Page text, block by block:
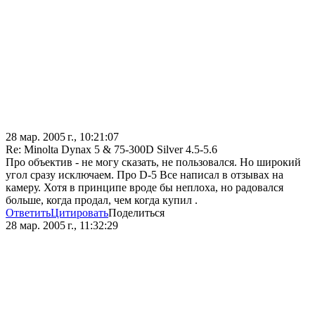
28 мар. 2005 г., 10:21:07
Re: Minolta Dynax 5 & 75-300D Silver 4.5-5.6
Про объектив - не могу сказать, не пользовался. Но широкий
угол сразу исключаем. Про D-5 Все написал в отзывах на
камеру. Хотя в принципе вроде бы неплоха, но радовался
больше, когда продал, чем когда купил .
ОтветитьЦитироватьПоделиться
28 мар. 2005 г., 11:32:29